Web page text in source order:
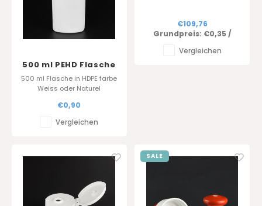
500 ml PEHD Flasche
- OVAL
500 ml Flasche in HDPE farbe
Weiss oder Naturel
€0,90
Vergleichen
€109,76
Grundpreis: €0,35 /
Vergleichen
SALE